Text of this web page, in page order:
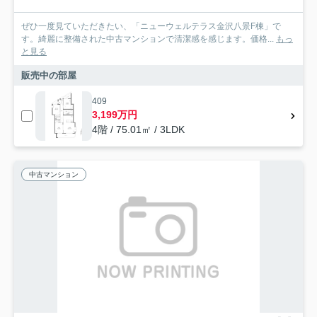
ぜひ一度見ていただきたい、「ニューウェルテラス金沢八景F棟」で
す。綺麗に整備された中古マンションで清潔感を感じます。価格... もっ
と見る
販売中の部屋
409
3,199万円
4階 / 75.01㎡ / 3LDK
中古マンション